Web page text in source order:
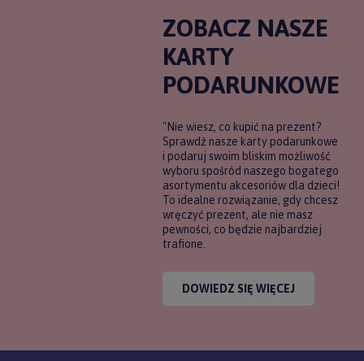
ZOBACZ NASZE
KARTY
PODARUNKOWE
"Nie wiesz, co kupić na prezent?
Sprawdź nasze karty podarunkowe
i podaruj swoim bliskim możliwość
wyboru spośród naszego bogatego
asortymentu akcesoriów dla dzieci!
To idealne rozwiązanie, gdy chcesz
wręczyć prezent, ale nie masz
pewności, co będzie najbardziej
trafione.
DOWIEDZ SIĘ WIĘCEJ